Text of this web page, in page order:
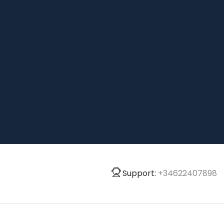
Support: +34622407898